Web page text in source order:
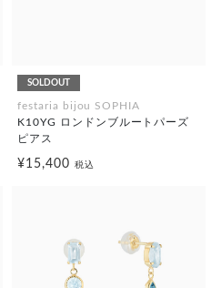
SOLDOUT
festaria bijou SOPHIA
K10YG ロンドンブルートパーズ
ピアス
¥15,400 税込